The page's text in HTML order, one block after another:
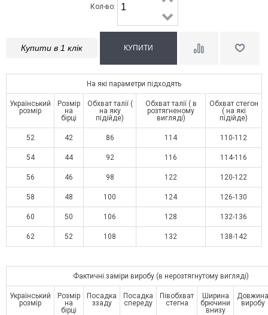
Кол-во:
Купити в 1 клік
На які параметри підходять
Український
розмір
Розмір
на
бірці
Обхват талії (
на яку
підійде)
Обхват талії ( в
розтягненому
вигляді)
Обхват стегон
( на які
підійде)
52 42 86 114 110-112
54 44 92 116 114-116
56 46 98 122 120-122
58 48 100 124 126-130
60 50 106 128 132-136
62 52 108 132 138-142
Фактичні заміри виробу (в нерозтягнутому вигляді)
Український
розмір
Розмір
на
бірці
Посадка
ззаду
Посадка
спереду
Півобхват
стегна
Ширина
брючини
внизу
Довжина
виробу